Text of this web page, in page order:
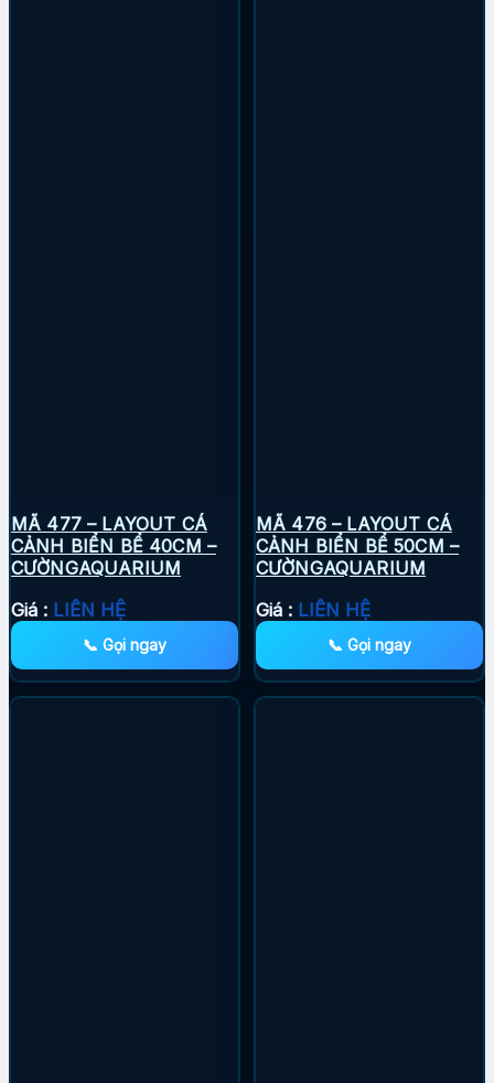
MÃ 477 – LAYOUT CÁ
CẢNH BIỂN BỂ 40CM –
CƯỜNGAQUARIUM
Giá : LIÊN HỆ
📞 Gọi ngay
MÃ 476 – LAYOUT CÁ
CẢNH BIỂN BỂ 50CM –
CƯỜNGAQUARIUM
Giá : LIÊN HỆ
📞 Gọi ngay